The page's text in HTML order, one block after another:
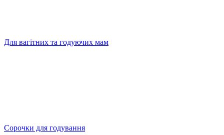
Для вагітних та годуючих мам
Сорочки для годування